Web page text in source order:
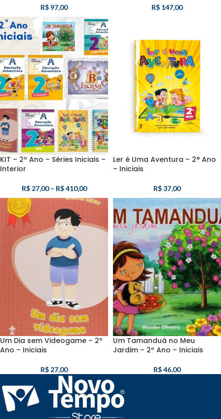
R$ 97,00 R$ 147,00
KIT – 2º Ano – Séries Iniciais –
Interior
R$27,00 – R$410,00
Ler é Uma Aventura – 2° Ano
– Iniciais
R$37,00
Um Dia sem Videogame – 2º
Ano – Iniciais
R$ 27,00
Um Tamanduá no Meu
Jardim – 2º Ano – Iniciais
R$46,00